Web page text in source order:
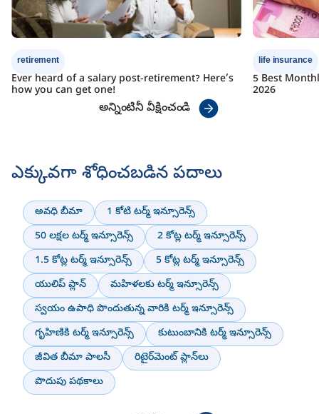
retirement
Ever heard of a salary post-retirement? Here’s
how you can get one!
life insurance
5 Best
2026
అన్నింటినీ వీక్షించండి
ఎక్కువగా శోధించబడిన పదాలు
అవధి బీమా
1 కోటి టర్మ్ ఇన్సూరెన్స్
50 లక్షల టర్మ్ ఇన్సూరెన్స్
2 కోట్ల టర్మ్ ఇన్సూరెన్స్
1.5 కోట్ల టర్మ్ ఇన్సూరెన్స్
5 కోట్ల టర్మ్ ఇన్సూరెన్స్
యులిప్ ప్లాన్
మహిళలకు టర్మ్ ఇన్సూరెన్స్
స్వయం ఉపాధి పొందుతున్న వారికి టర్మ్ ఇన్సూరెన్స్
గృహిణికి టర్మ్ ఇన్సూరెన్స్
కుటుంబానికి టర్మ్ ఇన్సూరెన్స్
జీవిత బీమా పాలసీ
రిటైర్‌మెంట్ ప్లాన్‌లు
పొదుపు పథకాలు